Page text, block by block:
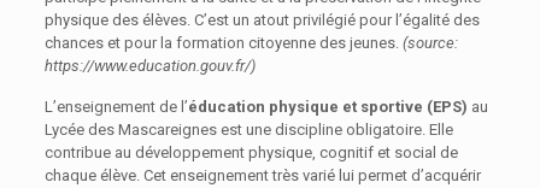
physique des élèves. C’est un atout privilégié pour l’égalité des
chances et pour la formation citoyenne des jeunes. (source:
https://www.education.gouv.fr/)
L’enseignement de l’éducation physique et sportive (EPS) au
Lycée des Mascareignes est une discipline obligatoire. Elle
contribue au développement physique, cognitif et social de
chaque élève. Cet enseignement très varié lui permet d’acquérir